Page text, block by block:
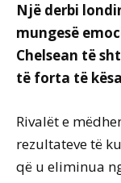
Një derbi
mungesë
Chelsean të
të forta të
Rivalët e
rezultateve të
që u eliminua